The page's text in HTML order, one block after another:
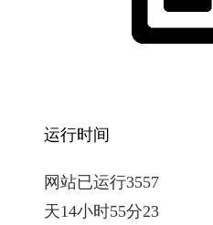
运行时间
网站已运行3557
天14小时55分24